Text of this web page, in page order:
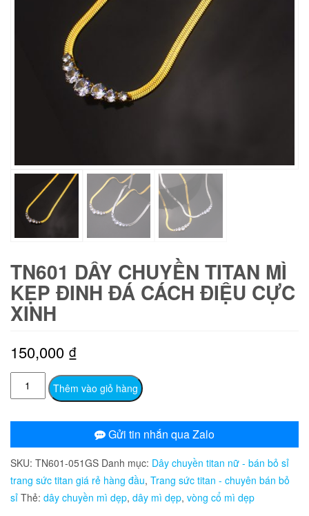
TN601 DÂY CHUYỀN TITAN MÌ
KẸP ĐINH ĐÁ CÁCH ĐIỆU CỰC
XINH
150,000 ₫
TN601
Dây
mì
kẹp
đinh
đá
Thêm vào giỏ hàng
Gửi tin nhắn qua Zalo
SKU: TN601-051GS Danh mục: Dây chuyền titan nữ - bán bỏ sỉ
trang sức titan giá rẻ hàng đầu, Trang sức titan - chuyên bán bỏ
sỉ Thẻ: dây chuyền mì dẹp, dây mì dẹp, vòng cổ mì dẹp